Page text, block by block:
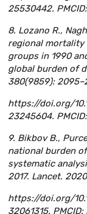
25530442.
8. Lozano R.,
regional mortality
groups in 1990
global burden of
380(9859):
https://doi.org/
23245604.
9. Bikbov B.,
national burden
systematic
2017. Lancet.
https://doi.org/
32061315.